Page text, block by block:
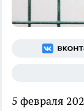
5 февраля